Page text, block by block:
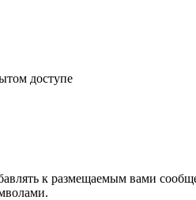
доступе
к размещаемым вами